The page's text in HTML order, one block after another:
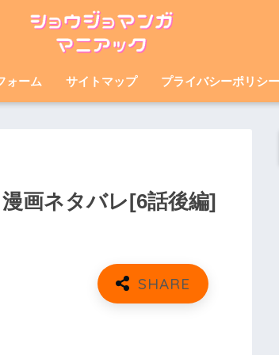
ォーム サイトマップ プライバシーポリシー
画ネタバレ[6話後編]